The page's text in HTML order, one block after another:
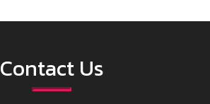
Contact Us